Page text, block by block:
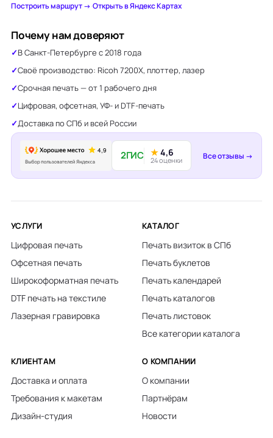
Построить маршрут →·Открыть в Яндекс Картах
Почему нам доверяют
В Санкт-Петербурге с 2018 года
Своё производство: Ricoh 7200X, плоттер, лазер
Срочная печать — от 1 рабочего дня
Цифровая, офсетная, УФ- и DTF-печать
Доставка по СПб и всей России
2ГИС ★4,6
24 оценки Все отзывы →
УСЛУГИ
Цифровая печать
Офсетная печать
Широкоформатная печать
DTF печать на текстиле
Лазерная гравировка
КАТАЛОГ
Печать визиток в СПб
Печать буклетов
Печать календарей
Печать каталогов
Печать листовок
Все категории каталога
КЛИЕНТАМ
Доставка и оплата
Требования к макетам
Дизайн-студия
О КОМПАНИИ
О компании
Партнёрам
Новости